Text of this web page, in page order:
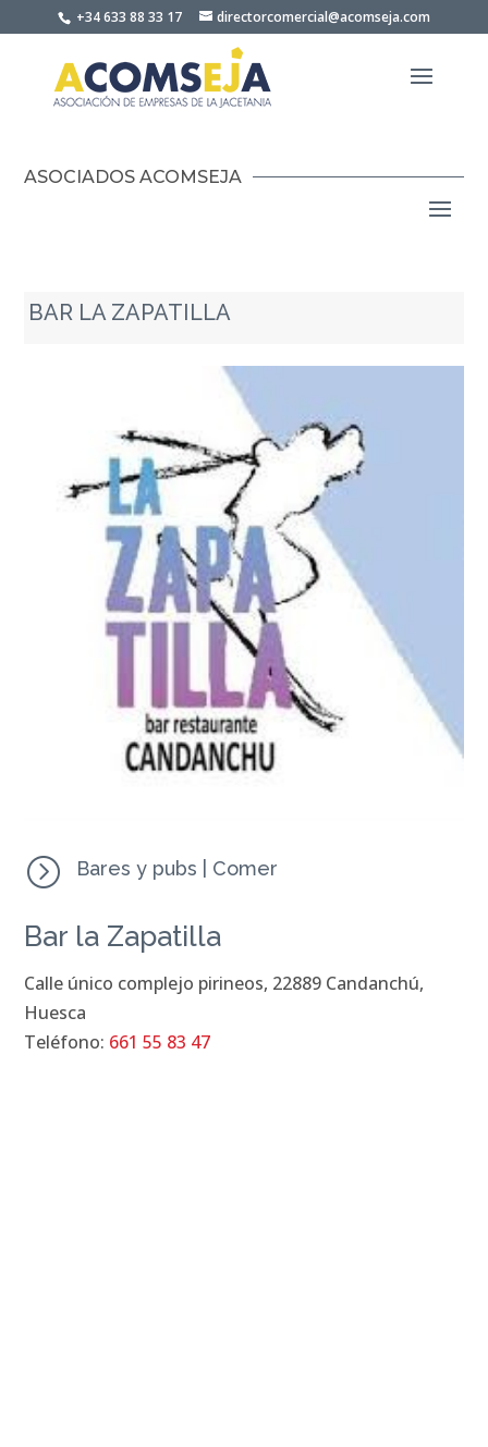
to
+34 633 88 33 17 directorcomercial@acomseja.com
ASOCIADOS ACOMSEJA
BAR LA ZAPATILLA
= Bares y pubs Comer
Bar la Zapatilla
Calle único complejo pirineos, 22889 Candanchú,
Huesca
Teléfono: 661 55 83 47